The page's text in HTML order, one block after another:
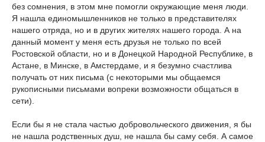
без сомнения, в этом мне помогли окружающие меня люди.
Я нашла единомышленников не только в представителях
нашего отряда, но и в других жителях нашего города. А на
данный момент у меня есть друзья не только по всей
Ростовской области, но и в Донецкой Народной Республике, в
Астане, в Минске, в Амстердаме, и я безумно счастлива
получать от них письма (с некоторыми мы общаемся
рукописными письмами вопреки возможности общаться в
сети).
Если бы я не стала частью добровольческого движения, я бы
не нашла родственных душ, не нашла бы саму себя. А самое